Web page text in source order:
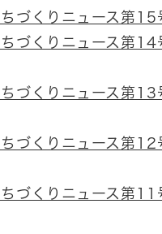
づくりニュース第
づくりニュース第
づくりニュース第
づくりニュース第
づくりニュース第